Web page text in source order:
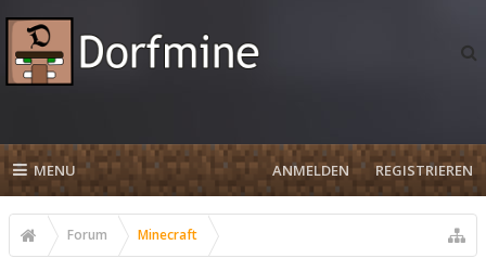
MENU ANMELDEN REGISTRIEREN
Forum Minecraft